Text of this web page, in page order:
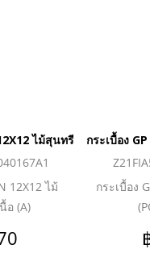
ไม้สุนทรี-เนื้อ (A)
12X12 ไม้
อ (A)
กระเบื้อง
กระเบื้อง